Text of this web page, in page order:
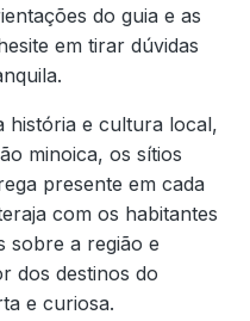
do guia e as
em tirar dúvidas
história e cultura local,
minoica, os sítios
presente em cada
com os habitantes
sobre a região e
dos destinos do
e curiosa.